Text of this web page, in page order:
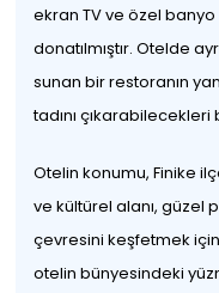
ekran TV ve özel
donatılmıştır. Otelde
sunan bir restoranın
tadını
Otelin konumu, Finike
ve kültürel alanı, güzel
çevresini keşfetmek
otelin bünyesindeki